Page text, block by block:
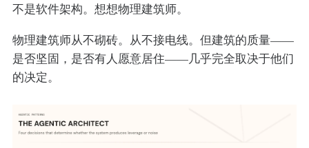
不是软件架构。想想物理建筑师。
物理建筑师从不砌砖。从不接电线。但建筑的质量——
是否坚固，是否有人愿意居住——几乎完全取决于他们
的决定。